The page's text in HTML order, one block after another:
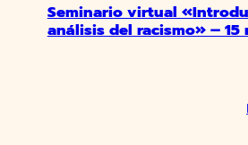
Seminario virtual
análisis del racismo» – 15